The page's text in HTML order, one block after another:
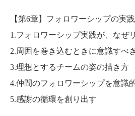
【第6章】フォロワーシップの実
1.フォロワーシップ実践が、なぜ
2.周囲を巻き込むときに意識すべ
3.理想とするチームの姿の描き方
4.仲間のフォロワーシップを意識
5.感謝の循環を創り出す